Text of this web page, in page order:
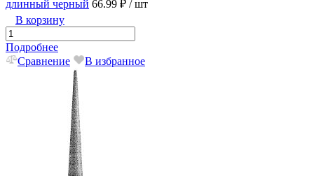
длинный черный 66.99 ₽ / шт
В корзину
Подробнее
Сравнение
В избранное